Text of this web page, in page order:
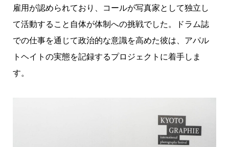
雇用が認められており、コールが写真家として独立し
て活動すること自体が体制への挑戦でした。ドラム誌
での仕事を通じて政治的な意識を高めた彼は、アパル
トヘイトの実態を記録するプロジェクトに着手しま
す。